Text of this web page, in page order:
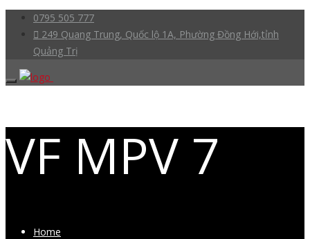
0795 505 777
249 Quang Trung, Quốc lộ 1A, Phường Đồng Hới,tỉnh
Quảng Trị
VF MPV 7
Home